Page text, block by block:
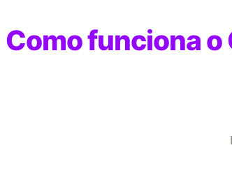
Como funciona o